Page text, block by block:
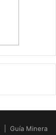
| Guía Minera